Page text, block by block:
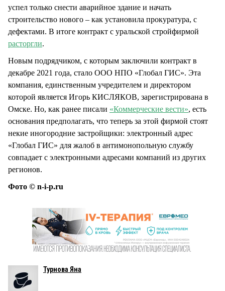
успел только снести аварийное здание и начать
строительство нового – как установила прокуратура, с
дефектами. В итоге контракт с уральской стройфирмой
расторгли.
Новым подрядчиком, с которым заключили контракт в
декабре 2021 года, стало ООО НПО «Глобал ГИС». Эта
компания, единственным учредителем и директором
которой является Игорь КИСЛЯКОВ, зарегистрирована в
Омске. Но, как ранее писали «Коммерческие вести», есть
основания предполагать, что теперь за этой фирмой стоят
некие иногородние застройщики: электронный адрес
«Глобал ГИС» для жалоб в антимонопольную службу
совпадает с электронными адресами компаний из других
регионов.
Фото © n-i-p.ru
Турнова Яна